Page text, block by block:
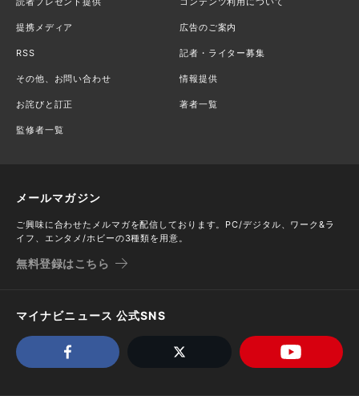
提携メディア 広告のご案内
RSS 記者・ライター募集
その他、お問い合わせ 情報提供
お詫びと訂正 著者一覧
監修者一覧
メールマガジン
ご興味に合わせたメルマガを配信しております。PC/デジタル、ワーク&ラ
イフ、エンタメ/ホビーの3種類を用意。
無料登録はこちら
マイナビニュース 公式SNS